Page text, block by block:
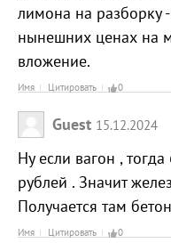
лимона на разборку
нынешних ценах на
вложение.
Имя Цитировать 0
Guest 15.12.2024
Ну если вагон ,
рублей . Значит
Получается там
Имя Цитировать 0